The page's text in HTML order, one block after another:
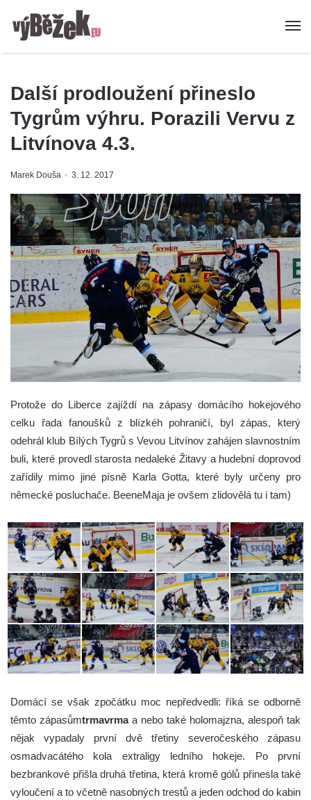
Další prodloužení přineslo
Tygrům výhru. Porazili Vervu z
Litvínova 4.3.
Marek Douša 3. 12. 2017
Protože do Liberce zajíždí na zápasy domácího hokejového
celku řada fanoušků z blízkéh pohraničí, byl zápas, který
odehrál klub Bílých Tygrů s Vevou Litvínov zahájen slavnostním
buli, které provedl starosta nedaleké Žitavy a hudební doprovod
zařídily mimo jiné písně Karla Gotta, které byly určeny pro
německé posluchače. BeeneMaja je ovšem zlidovělá tu i tam)
Domácí se však zpočátku moc nepředvedli: říká se odborně
těmto zápasůmtrmavrmaa nebo také holomajzna, alespoň tak
nějak vypadaly první dvě třetiny severočeského zápasu
osmadvacátého kola extraligy ledního hokeje. Po první
bezbrankové přišla druhá třetina, která kromě gólů přinesla také
vyloučení a to včetně nasobných trestů a jeden odchod do kabin